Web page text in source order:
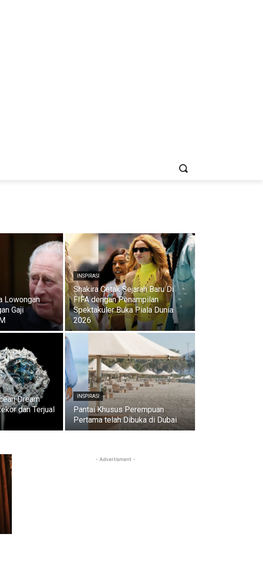
Lowongan
Gaji
INSPIRASI
Shakira Cetak Sejarah Baru Di
FIFA dengan Penampilan
Spektakuler Buka Piala Dunia
2026
Dream
dan Terjual
INSPIRASI
Pantai Khusus Perempuan
Pertama telah Dibuka di Dubai
- Advertisment -